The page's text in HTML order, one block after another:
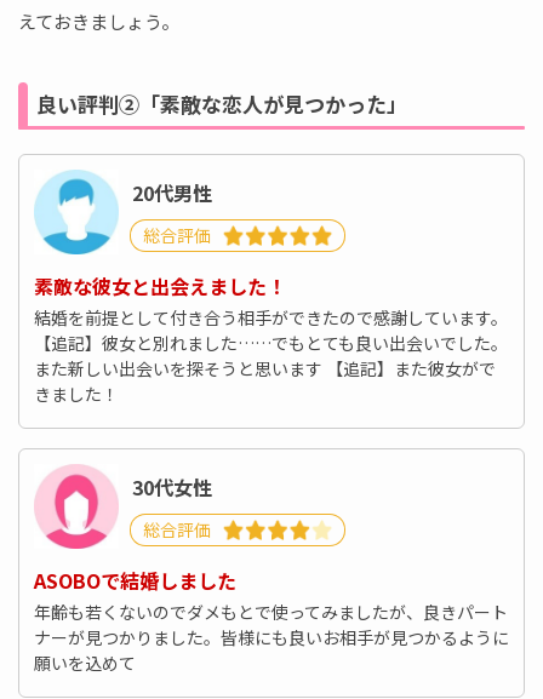
えておきましょう。
良い評判②「素敵な恋人が見つかった」
20代男性
総合評価
素敵な彼女と出会えました！
結婚を前提として付き合う相手ができたので感謝しています。
【追記】彼女と別れました……でもとても良い出会いでした。
また新しい出会いを探そうと思います 【追記】また彼女がで
きました！
30代女性
総合評価
ASOBOで結婚しました
年齢も若くないのでダメもとで使ってみましたが、良きパート
ナーが見つかりました。皆様にも良いお相手が見つかるように
願いを込めて